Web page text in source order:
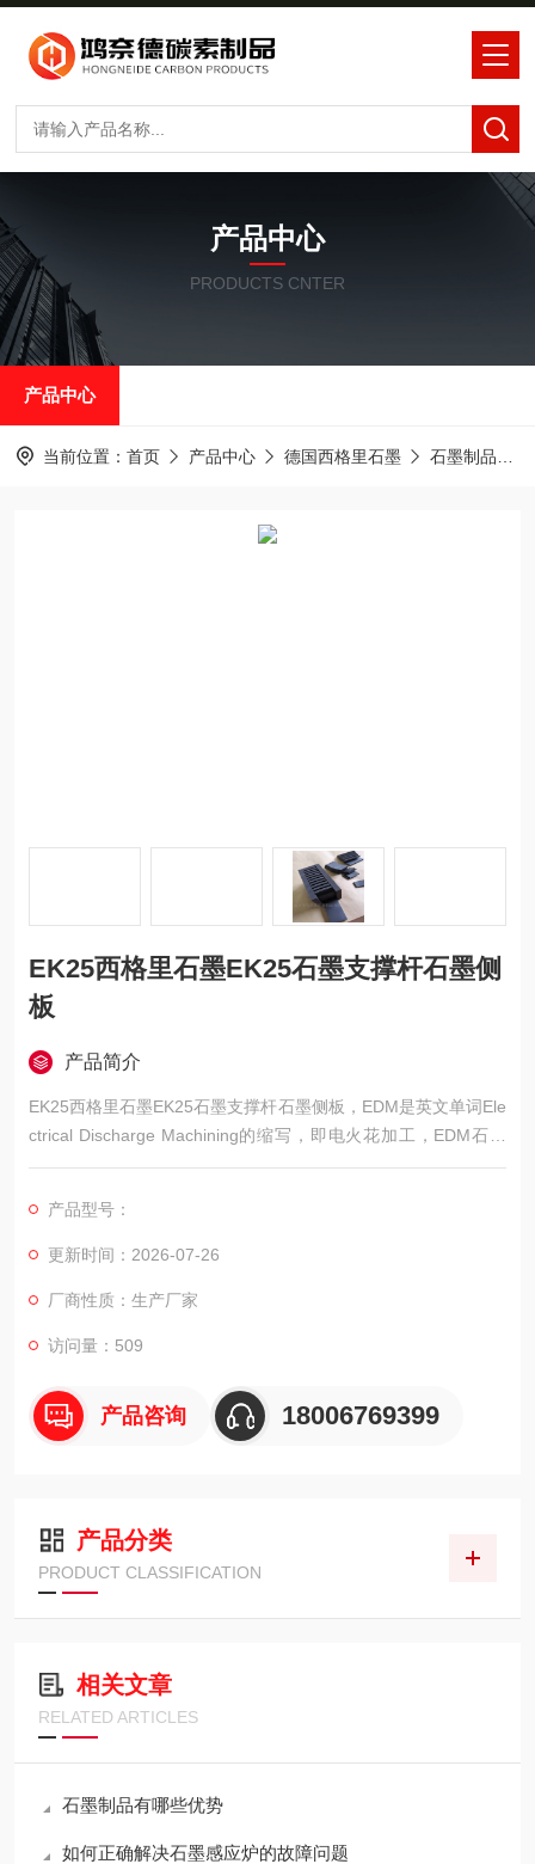
产品中心
PRODUCTS CNTER
产品中心
当前位置： 首页 产品中心 德国西格里石墨 石墨制品
EK25西格里石墨EK25石墨支撑杆石墨侧
板
产品简介
EK25西格里石墨EK25石墨支撑杆石墨侧板，EDM是英文单词Ele
ctrical Discharge Machining的缩写，即电火花加工，EDM石黑
行业即模具行业利用石墨的导电性做成电火花模具进行放电加工
产品型号：
更新时间：2026-07-26
厂商性质：生产厂家
访问量：509
产品咨询 18006769399
产品分类
PRODUCT CLASSIFICATION
相关文章
RELATED ARTICLES
石墨制品有哪些优势
如何正确解决石墨感应炉的故障问题